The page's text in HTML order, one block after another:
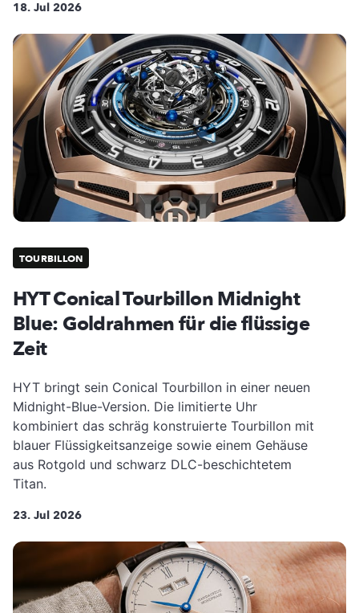
18. Jul 2026
TOURBILLON
HYT Conical Tourbillon Midnight
Blue: Goldrahmen für die flüssige
Zeit
HYT bringt sein Conical Tourbillon in einer neuen
Midnight-Blue-Version. Die limitierte Uhr
kombiniert das schräg konstruierte Tourbillon mit
blauer Flüssigkeitsanzeige sowie einem Gehäuse
aus Rotgold und schwarz DLC-beschichtetem
Titan.
23. Jul 2026